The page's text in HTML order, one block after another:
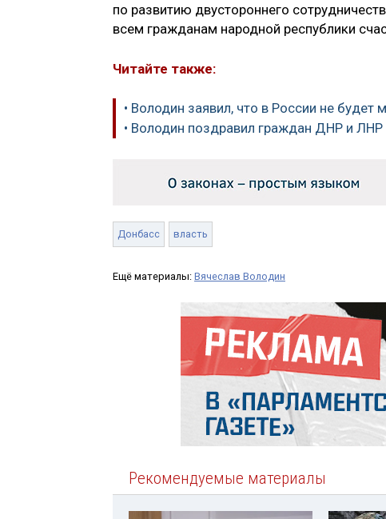
по развитию двустороннего
всем гражданам народной республики
Читайте также:
• Володин заявил, что в России не будет
• Володин поздравил граждан ДНР и
Донбасс власть
Ещё материалы: Вячеслав Володин
Рекомендуемые материалы